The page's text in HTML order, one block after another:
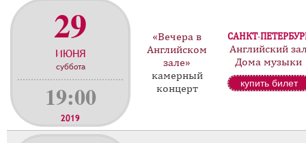
29
ИЮНЯ
суббота
19:00
2019
«Вечера в
Английском
зале»
камерный
концерт
САНКТ-
Английский
Дома музыки
купить билет